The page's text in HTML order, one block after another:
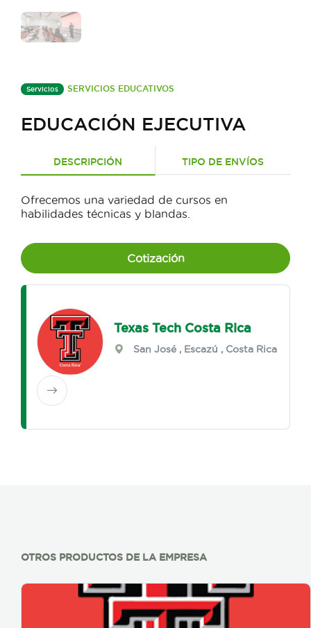
Servicios SERVICIOS EDUCATIVOS
EDUCACIÓN EJECUTIVA
DESCRIPCIÓN TIPO DE ENVÍOS
Ofrecemos una variedad de cursos en
habilidades técnicas y blandas.
Cotización
Texas Tech Costa Rica
San José , Escazú , Costa Rica
OTROS PRODUCTOS DE LA EMPRESA